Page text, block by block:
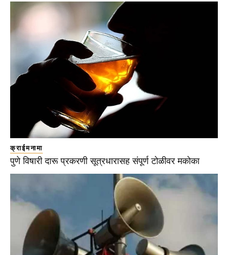
क्राईमनामा
पुणे विषारी दारू प्रकरणी सूत्रधारासह संपूर्ण टोळीवर मकोका